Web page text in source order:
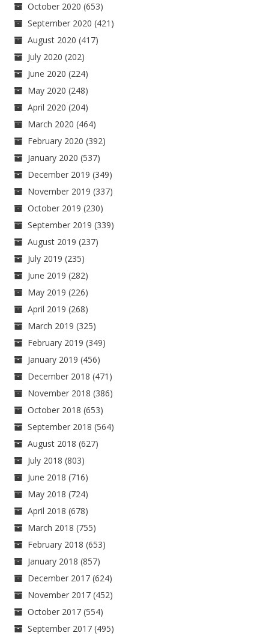
October 2020 (653)
September 2020 (421)
August 2020 (417)
July 2020 (202)
June 2020 (224)
May 2020 (248)
April 2020 (204)
March 2020 (464)
February 2020 (392)
January 2020 (537)
December 2019 (349)
November 2019 (337)
October 2019 (230)
September 2019 (339)
August 2019 (237)
July 2019 (235)
June 2019 (282)
May 2019 (226)
April 2019 (268)
March 2019 (325)
February 2019 (349)
January 2019 (456)
December 2018 (471)
November 2018 (386)
October 2018 (653)
September 2018 (564)
August 2018 (627)
July 2018 (803)
June 2018 (716)
May 2018 (724)
April 2018 (678)
March 2018 (755)
February 2018 (653)
January 2018 (857)
December 2017 (624)
November 2017 (452)
October 2017 (554)
September 2017 (495)